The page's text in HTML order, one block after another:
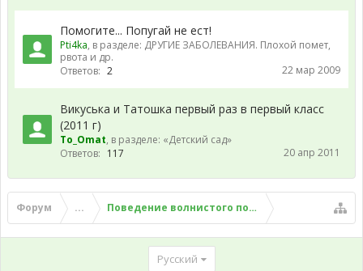
Помогите... Попугай не ест!
Pti4ka, в разделе: ДРУГИЕ ЗАБОЛЕВАНИЯ. Плохой помет,
рвота и др.
Ответов: 2 22 мар 2009
Викуська и Татошка первый раз в первый класс
(2011 г)
To_Omat, в разделе: «Детский сад»
Ответов: 117 20 апр 2011
Форум ... Поведение волнистого попугая
Русский